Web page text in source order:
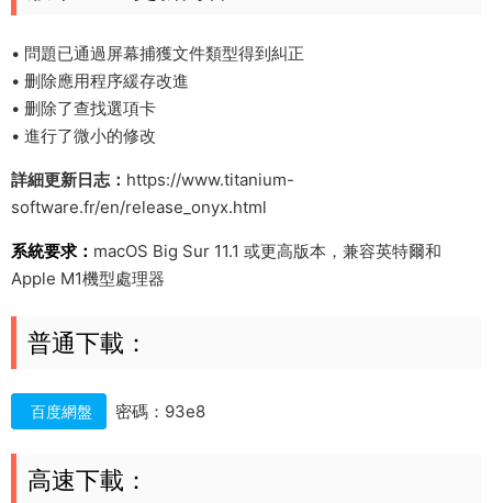
• 問題已通過屏幕捕獲文件類型得到糾正
• 删除應用程序緩存改進
• 删除了查找選項卡
• 進行了微小的修改
詳細更新日志： https://www.titanium-
software.fr/en/release_onyx.html
系統要求： macOS Big Sur 11.1 或更高版本，兼容英特爾和
Apple M1機型處理器
普通下載：
百度網盤 密碼：93e8
高速下載：